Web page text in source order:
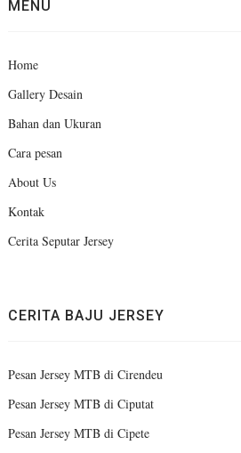
MENU
Home
Gallery Desain
Bahan dan Ukuran
Cara pesan
About Us
Kontak
Cerita Seputar Jersey
CERITA BAJU JERSEY
Pesan Jersey MTB di Cirendeu
Pesan Jersey MTB di Ciputat
Pesan Jersey MTB di Cipete